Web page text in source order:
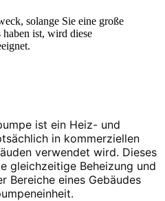
solange Sie eine große
haben ist, wird diese
ist ein Heiz- und
in kommerziellen
verwendet wird. Dieses
gleichzeitige Beheizung und
Bereiche eines Gebäudes